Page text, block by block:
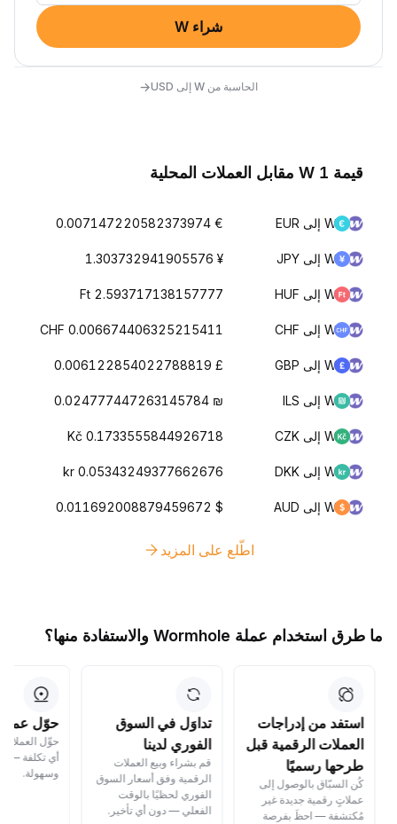
شراء W
الحاسبة من W إلى USD →
قيمة 1 W مقابل العملات المحلية
W إلى EUR € 0.007147220582373974
W إلى JPY ¥ 1.303732941905576
W إلى HUF Ft 2.593717138157777
W إلى CHF CHF 0.006674406325215411
W إلى GBP £ 0.006122854022788819
W إلى ILS ₪ 0.024777447263145784
W إلى CZK Kč 0.1733555844926718
W إلى DKK kr 0.05343249377662676
W إلى AUD $ 0.011692008879459672
اطّلع على المزيد
ما طرق استخدام عملة Wormhole والاستفادة منها؟
استفد من إدراجات
العملات الرقمية قبل
طرحها رسميًا
كُن السبّاق بالوصول إلى
عملاتٍ رقمية جديدة غير
مُكتشفة — احظَ بفرصة
تداوَل في السوق
الفوري لدينا
قم بشراء وبيع العملات
الرقمية وفق أسعار السوق
الفوري لحظيًا بالوقت
الفعلي — دون أي تأخير.
حوّل
حوِّل العملات
أي تكلفة —
وسهولة.